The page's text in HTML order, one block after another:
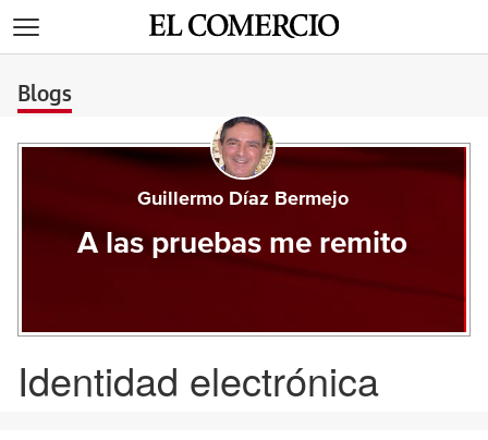
Blogs
Guillermo Díaz Bermejo
A las pruebas me remito
Identidad electrónica